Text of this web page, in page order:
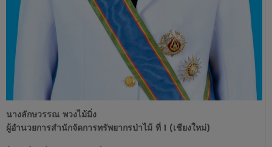
นางลักษวรรณ พวงไม้มิ่ง
ผู้อำนวยการสำนักจัดการทรัพยากรป่าไม้ ที่ 1 (เชียงใหม่)